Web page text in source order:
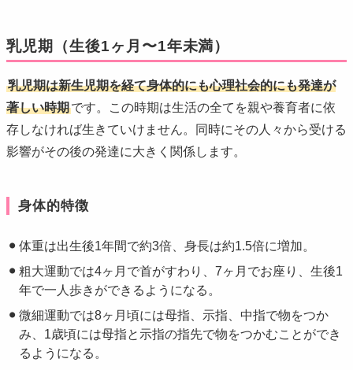
乳児期（生後1ヶ月〜1年未満）
乳児期は新生児期を経て身体的にも心理社会的にも発達が
著しい時期です。この時期は生活の全てを親や養育者に依
存しなければ生きていけません。同時にその人々から受ける
影響がその後の発達に大きく関係します。
身体的特徴
体重は出生後1年間で約3倍、身長は約1.5倍に増加。
粗大運動では4ヶ月で首がすわり、7ヶ月でお座り、生後1
年で一人歩きができるようになる。
微細運動では8ヶ月頃には母指、示指、中指で物をつか
み、1歳頃には母指と示指の指先で物をつかむことができ
るようになる。